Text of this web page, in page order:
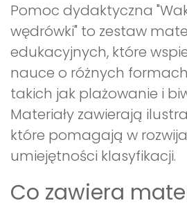
Pomoc dydaktyczna
wędrówki" to zestaw
edukacyjnych, które
nauce o różnych
takich jak plażowanie i
Materiały zawierają
które pomagają w
umiejętności klasyfikacji.
Co zawiera